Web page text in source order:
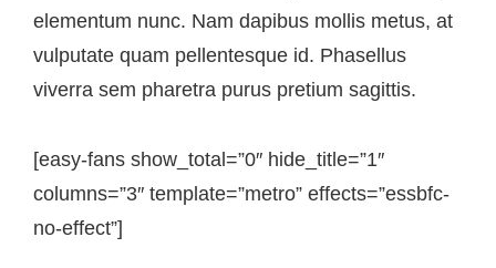
elementum nunc. Nam dapibus mollis metus, at
vulputate quam pellentesque id. Phasellus
viverra sem pharetra purus pretium sagittis.
[easy-fans show_total=”0″ hide_title=”1″
columns=”3″ template=”metro” effects=”essbfc-
no-effect”]